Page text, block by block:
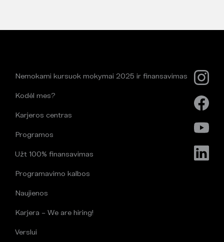
Nemokami kursuok mokymai 2025 ir finansavimas
Kodėl mes?
Karjeros centras
Programos
Užt 100% finansavimas
Programavimo kalbos
Naujienos
Karjera – We are hiring!
Verslui